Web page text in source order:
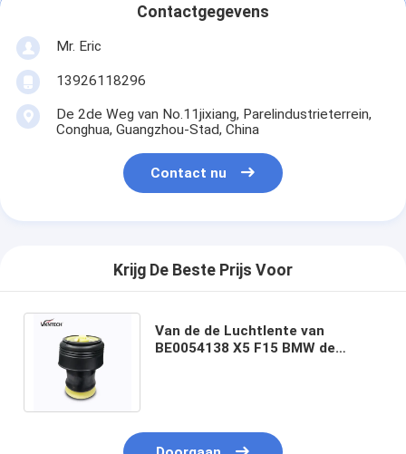
Contactgegevens
Mr. Eric
13926118296
De 2de Weg van No.11jixiang, Parelindustrieterrein,
Conghua, Guangzhou-Stad, China
Contact nu
Krijg De Beste Prijs Voor
Van de de Luchtlente van
BE0054138 X5 F15 BMW de